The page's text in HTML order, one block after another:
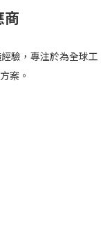
商
驗，專注於為全球工
案。